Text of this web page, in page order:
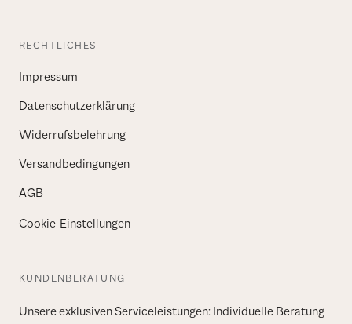
RECHTLICHES
Impressum
Datenschutzerklärung
Widerrufsbelehrung
Versandbedingungen
AGB
Cookie-Einstellungen
KUNDENBERATUNG
Unsere exklusiven Serviceleistungen: Individuelle Beratung